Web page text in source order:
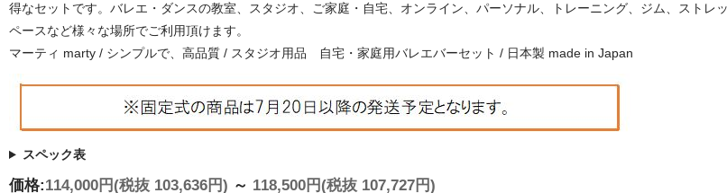
得なセットです。バレエ・ダンスの教室、スタジオ、ご家庭・自宅、オンライン、パーソナル、トレーニング、ジム、スト
ペースなど様々な場所でご利用頂けます。
マーティ marty / シンプルで、高品質 / スタジオ用品 自宅・家庭用バレエバーセット / 日本製 made in Japan
スペック表
価格:114,000円 (税抜 103,636円) ～ 118,500円 (税抜 107,727円)